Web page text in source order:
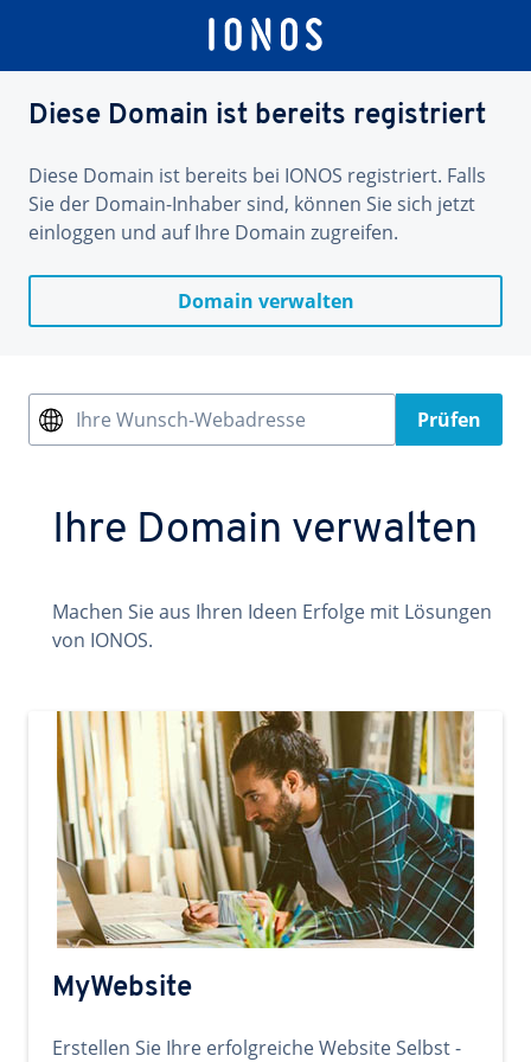
Diese Domain ist bereits registriert
Diese Domain ist bereits bei IONOS registriert. Falls
Sie der Domain-Inhaber sind, können Sie sich jetzt
einloggen und auf Ihre Domain zugreifen.
Domain verwalten
Ihre Wunsch-Webadresse Prüfen
Ihre Domain verwalten
Machen Sie aus Ihren Ideen Erfolge mit Lösungen
von IONOS.
MyWebsite
Erstellen Sie Ihre erfolgreiche Website Selbst -